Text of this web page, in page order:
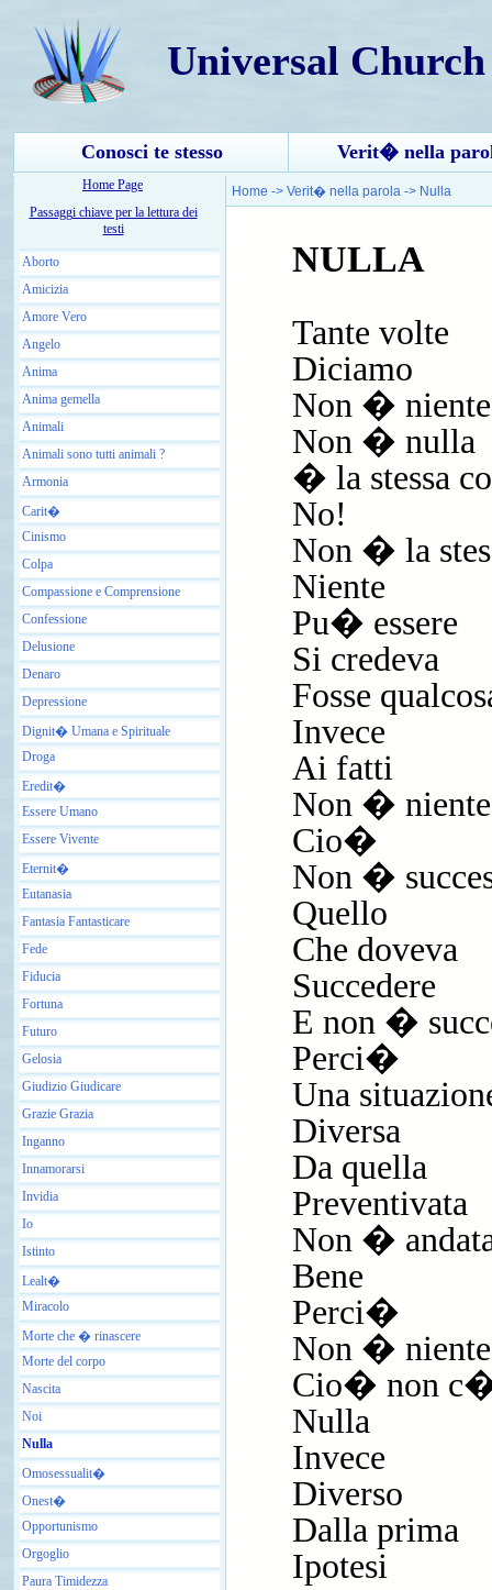
Universal
Conosci te stesso Verit� nella
Home Page
Passaggi chiave per la lettura dei
testi
Aborto
Amicizia
Amore Vero
Angelo
Anima
Anima gemella
Animali
Animali sono tutti animali ?
Armonia
Carit�
Cinismo
Colpa
Compassione e Comprensione
Confessione
Delusione
Denaro
Depressione
Dignit� Umana e Spirituale
Droga
Eredit�
Essere Umano
Essere Vivente
Eternit�
Eutanasia
Fantasia Fantasticare
Fede
Fiducia
Fortuna
Futuro
Gelosia
Giudizio Giudicare
Grazie Grazia
Inganno
Innamorarsi
Invidia
Io
Istinto
Lealt�
Miracolo
Morte che � rinascere
Morte del corpo
Nascita
Noi
Nulla
Omosessualit�
Onest�
Opportunismo
Orgoglio
Paura Timidezza
Home -> Verit� nella parola -> Nulla
NULLA
Tante volte
Diciamo
Non � niente
Non � nulla
� la stessa
No!
Non � la
Niente
Pu� essere
Si credeva
Fosse
Invece
Ai fatti
Non � niente
Cio�
Non �
Quello
Che doveva
Succedere
E non �
Perci�
Una
Diversa
Da quella
Preventivata
Non �
Bene
Perci�
Non � niente
Cio� non
Nulla
Invece
Diverso
Dalla prima
Ipotesi